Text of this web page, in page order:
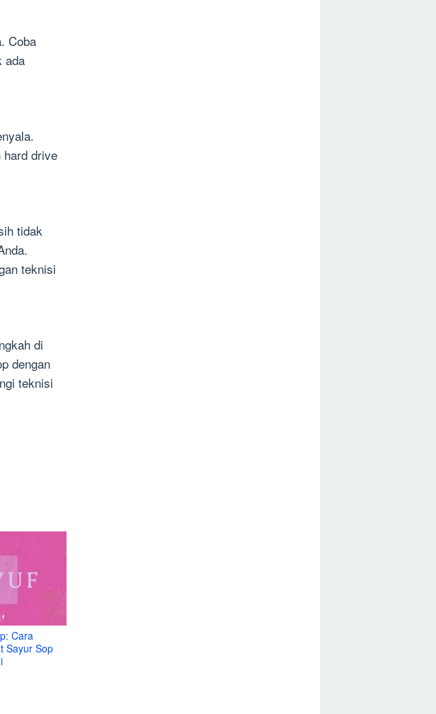
Coba
ada
hard drive
tidak
teknisi
di
dengan
teknisi
Cara
Sayur Sop